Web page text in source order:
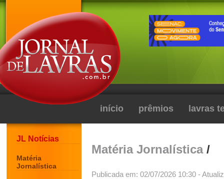
início prêmios lavras
JL Notícias
Matéria
Jornalística
Matéria Jornalística/
Publicada em: 02/07/2026 10:30 -